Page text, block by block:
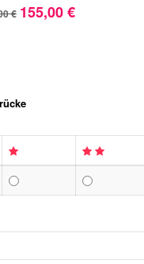
€ 155,00 €